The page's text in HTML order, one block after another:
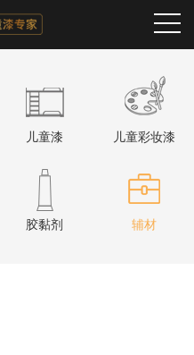
儿童漆 儿童彩妆漆
胶黏剂 辅材